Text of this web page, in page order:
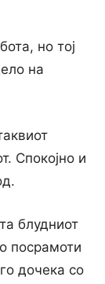
но тој
на
Спокојно и
блудниот
посрамоти
дочека со